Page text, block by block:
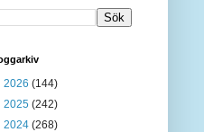
2026 (144)
2025 (242)
2024 (268)